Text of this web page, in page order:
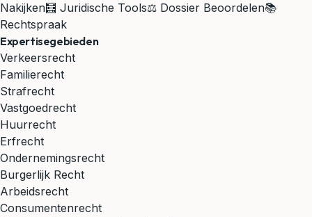
Nakijken🧮 Juridische Tools⚖️ Dossier Beoordelen📚
Rechtspraak
Expertisegebieden
Verkeersrecht
Familierecht
Strafrecht
Vastgoedrecht
Huurrecht
Erfrecht
Ondernemingsrecht
Burgerlijk Recht
Arbeidsrecht
Consumentenrecht